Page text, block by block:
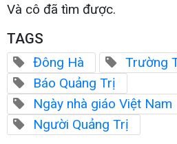
Và cô đã tìm được.
TAGS
Đông Hà
Trường
Báo Quảng Trị
Ngày nhà giáo Việt Nam
Người Quảng Trị